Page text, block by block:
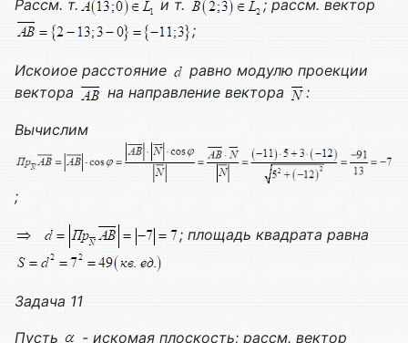
Рассм. т. и т.
; рассм. вектор
;
Искоиое расстояние
равно модулю проекции
вектора
на направление вектора :
Вычислим
;
; площадь квадрата равна
Задача 11
Пусть
- искомая плоскость; рассм. вектор